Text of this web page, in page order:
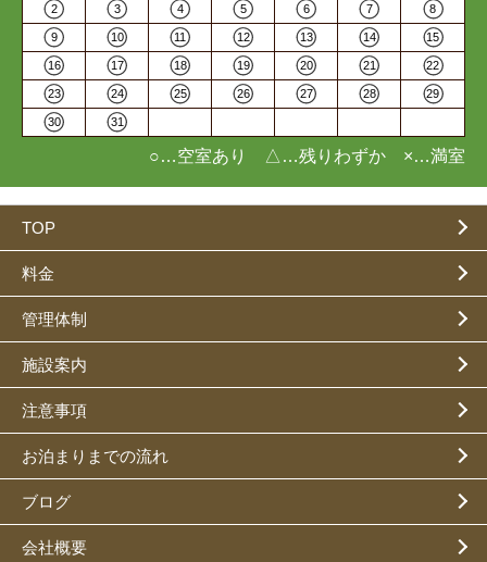
2 3 4 5 6 7 8
9 10 11 12 13 14 15
16 17 18 19 20 21 22
23 24 25 26 27 28 29
30 31
○…空室あり △…残りわずか ×…満室
TOP
料金
管理体制
施設案内
注意事項
お泊まりまでの流れ
ブログ
会社概要